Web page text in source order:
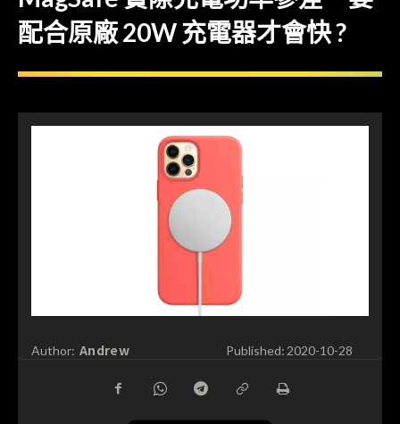
配合原廠 20W 充電器才會快 ?
Author: Andrew Published: 2020-10-28